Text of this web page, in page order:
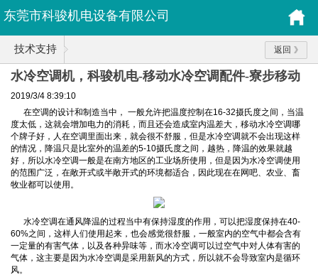
东莞市科骏机电设备有限公司
技术支持 返回
水冷空调机，科骏机电-移动水冷空调配件-寮步移动
水冷空调
2019/3/4 8:39:10
在空调的设计和制造当中， 一般允许把温度控制在16-32摄氏度之间，当温
度太低，这就会增加电力的消耗，而且还会造成室内温差大，移动水冷空调哪
个牌子好，人在空调里面出来，就会很不舒服，但是水冷空调就不会出现这样
的情况，降温只是比室外的温差的5-10摄氏度之间，越热，降温的效果就越
好，所以水冷空调一般是在南方地区的工业场所使用，但是因为水冷空调使用
的范围广泛，在敞开式或半敞开式的环境都适合，因此现在在网吧、农业、畜
牧业都可以使用。
水冷空调在通风降温的过程当中有保持湿度的作用，可以把湿度保持在40-
60%之间，这样人们使用起来，也会感觉很舒服，一般室内的空气中都会含有
一定量的有害气体，以及各种异味等，而水冷空调可以过空气中对人体有害的
气体，这主要是因为水冷空调是采用新风的方式，所以就不会导致室内是循环
风。